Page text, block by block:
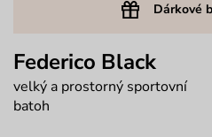
Dárkové
Federico Black
velký a prostorný sportovní
batoh